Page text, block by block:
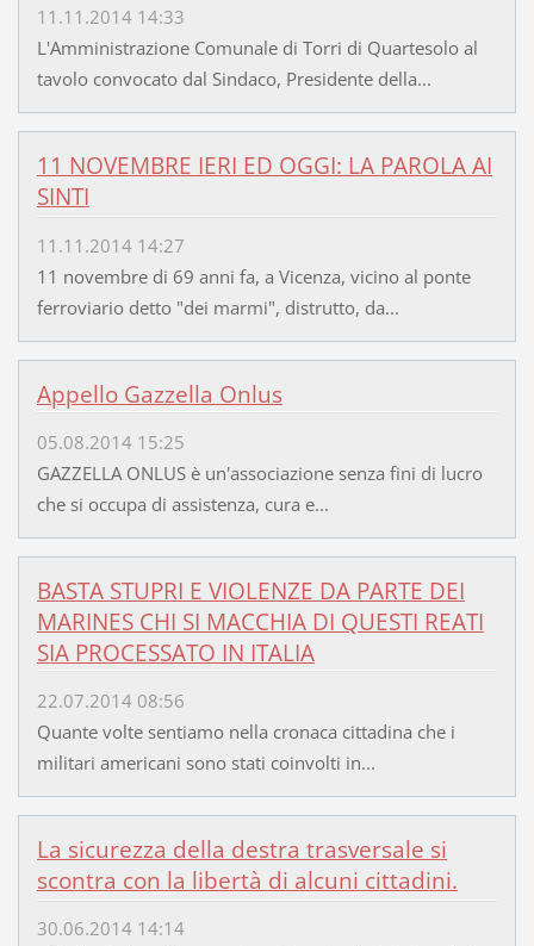
11.11.2014 14:33
L'Amministrazione Comunale di Torri di Quartesolo al
tavolo convocato dal Sindaco, Presidente della...
11 NOVEMBRE IERI ED OGGI: LA PAROLA AI
SINTI
11.11.2014 14:27
11 novembre di 69 anni fa, a Vicenza, vicino al ponte
ferroviario detto "dei marmi", distrutto, da...
Appello Gazzella Onlus
05.08.2014 15:25
GAZZELLA ONLUS è un'associazione senza fini di lucro
che si occupa di assistenza, cura e...
BASTA STUPRI E VIOLENZE DA PARTE DEI
MARINES CHI SI MACCHIA DI QUESTI REATI
SIA PROCESSATO IN ITALIA
22.07.2014 08:56
Quante volte sentiamo nella cronaca cittadina che i
militari americani sono stati coinvolti in...
La sicurezza della destra trasversale si
scontra con la libertà di alcuni cittadini.
30.06.2014 14:14